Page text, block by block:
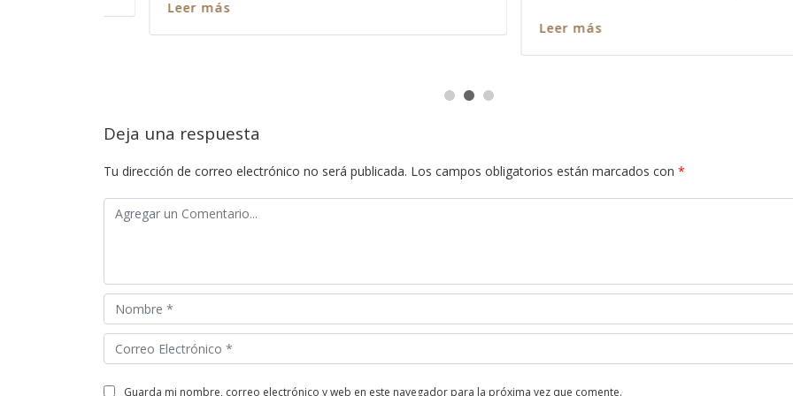
Leer más
Deja una respuesta
Tu dirección de correo electrónico no será publicada. Los campos obligatorios están marcados con *
guarda mi nombre, correo electrónico y web en este navegador para la próxima vez que comente.